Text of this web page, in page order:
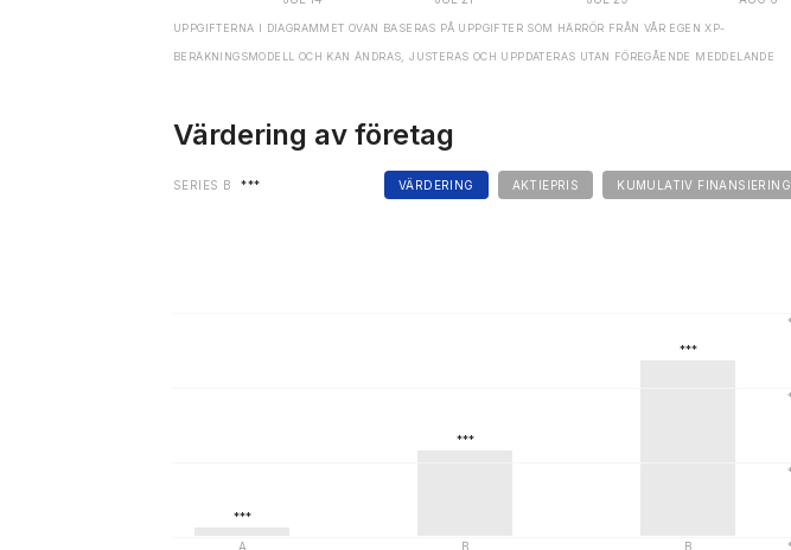
UPPGIFTERNA I DIAGRAMMET OVAN BASERAS PÅ UPPGIFTER SOM HÄRRÖR FRÅN VÅR EGEN XP-
BERÄKNINGSMODELL OCH KAN ÄNDRAS, JUSTERAS OCH UPPDATERAS UTAN FÖREGÅENDE MEDDELANDE
Värdering av företag
VÄRDERING AKTIEPRIS KUMULATIV FINANSIERING
SERIES B ***